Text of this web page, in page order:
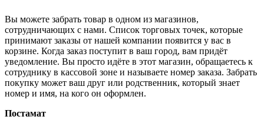
Вы можете забрать товар в одном из магазинов,
сотрудничающих с нами. Список торговых точек, которые
принимают заказы от нашей компании появится у вас в
корзине. Когда заказ поступит в ваш город, вам придёт
уведомление. Вы просто идёте в этот магазин, обращаетесь к
сотруднику в кассовой зоне и называете номер заказа. Забрать
покупку может ваш друг или родственник, который знает
номер и имя, на кого он оформлен.
Постамат